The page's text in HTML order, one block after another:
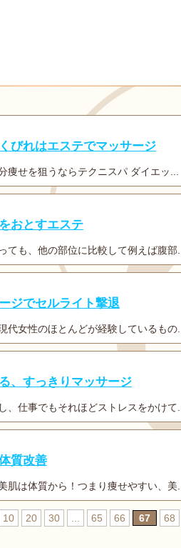
びれはエステでマッサージ
痩せを狙うならテクニスパ ダイエッ...
おとすエステ
ても、他の部位に比較して例えば腹部...
ジでセルライト撃退
代女性のほとんどが経験しているもの...
、すっきりマッサージ
、仕事でもそれほどストレスをかけて...
質改善
肌は体質から！つまり痩せやすい、美...
10 20 30 65 66 67 68